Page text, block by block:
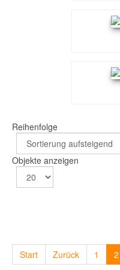
Reihenfolge
Objekte anzeigen
Start Zurück 1 2